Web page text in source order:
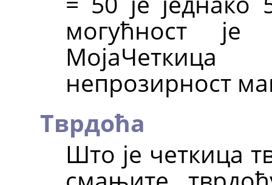
могућност
МојаЧеткица
непрозирност
Тврдоћа
Што је четкица